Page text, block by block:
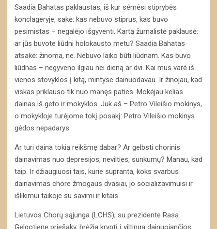
Saadia Bahatas paklaustas, iš kur sėmėsi stiprybės
konclageryje, sakė: kas nebuvo stiprus, kas buvo
pesimistas – negalėjo išgyventi. Kartą žurnalistė paklausė:
ar jūs buvote liūdni holokausto metu? Saadia Bahatas
atsakė: žinoma, ne. Nebuvo laiko būti liūdnam. Kas buvo
liūdnas – negyveno ilgiau nei dieną ar dvi. Kai mus varė iš
vienos stovyklos į kitą, mintyse dainuodavau. Ir žinojau, kad
viskas priklauso tik nuo manęs paties. Mokėjau kelias
dainas iš geto ir mokyklos. Juk aš – Petro Vileišio mokinys,
o mokykloje turėjome tokį posakį: Petro Vileišio mokinys
gėdos nepadarys.
Ar turi daina tokią reikšmę dabar? Ar gelbsti chorinis
dainavimas nuo depresijos, nevilties, sunkumų? Manau, kad
taip. Ir džiaugiuosi tais, kurie supranta, koks svarbus
dainavimas chore žmogaus dvasiai, jo socializavimuisi ir
išlikimui taikoje su savimi ir kitais.
Lietuvos Chorų sąjunga (LCHS), su prezidente Rasa
Gelgotiene priešaky, brėžia kryptį į viltingą dainuojančios